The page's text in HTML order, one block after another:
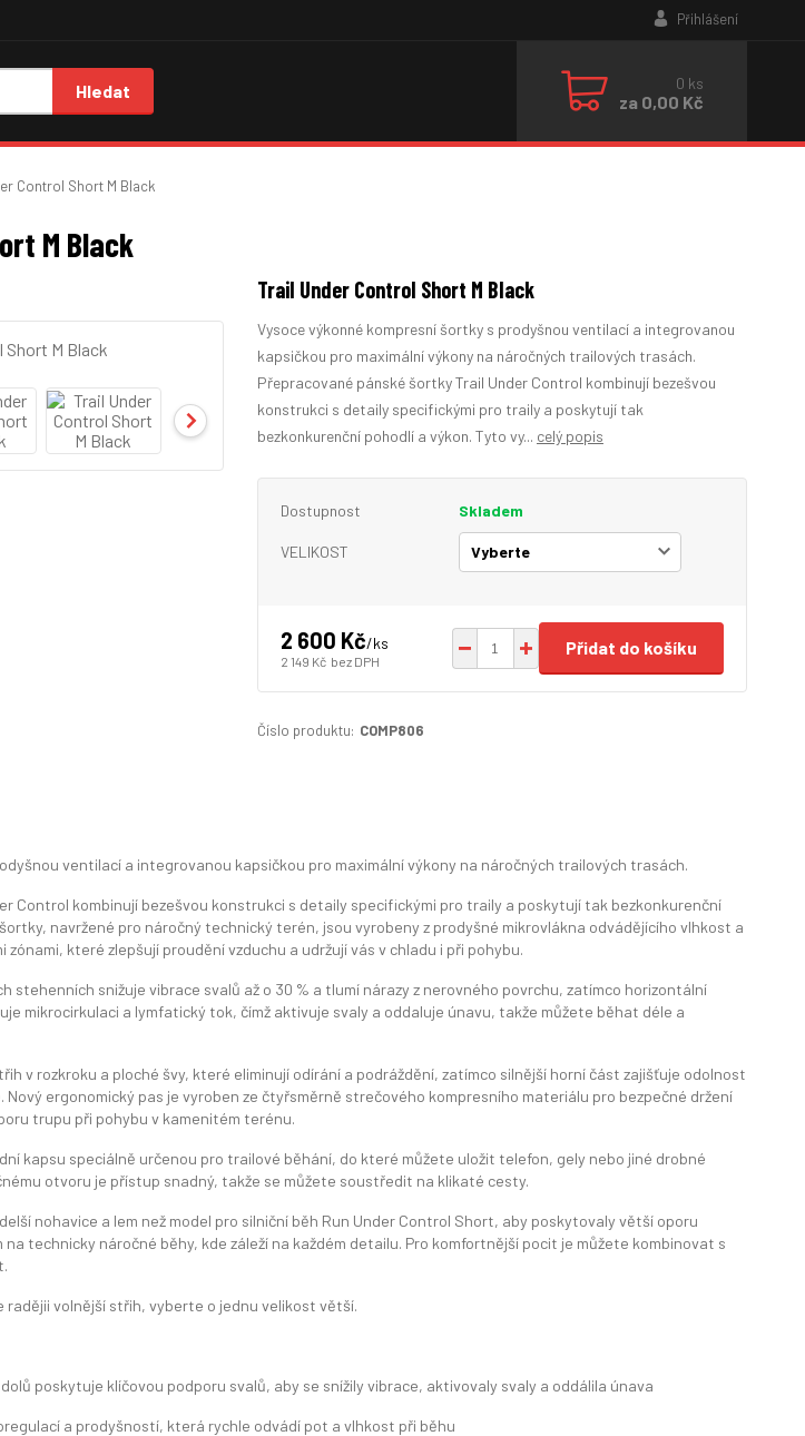
Přihlášení
Hledat 0 ks
za 0,00 Kč
Control Short M Black
M Black
Trail Under Control Short M Black
Vysoce výkonné kompresní šortky s prodyšnou ventilací a integrovanou
kapsičkou pro maximální výkony na náročných trailových trasách.
Přepracované pánské šortky Trail Under Control kombinují bezešvou
konstrukci s detaily specifickými pro traily a poskytují tak
bezkonkurenční pohodlí a výkon. Tyto vy... celý popis
Dostupnost Skladem
VELIKOST
2 600 Kč/ks
2 149 Kč bez DPH
Přidat do košíku
Číslo produktu: COMP806
ventilací a integrovanou kapsičkou pro maximální výkony na náročných trailových trasách.
Control kombinují bezešvou konstrukci s detaily specifickými pro traily a poskytují tak bezkonkurenční
navržené pro náročný technický terén, jsou vyrobeny z prodyšné mikrovlákna odvádějícího vlhkost a
které zlepšují proudění vzduchu a udržují vás v chladu i při pohybu.
stehenních snižuje vibrace svalů až o 30 % a tlumí nárazy z nerovného povrchu, zatímco horizontální
mikrocirkulaci a lymfatický tok, čímž aktivuje svaly a oddaluje únavu, takže můžete běhat déle a
v rozkroku a ploché švy, které eliminují odírání a podráždění, zatímco silnější horní část zajišťuje odolnost
ergonomický pas je vyroben ze čtyřsměrně strečového kompresního materiálu pro bezpečné držení
trupu při pohybu v kamenitém terénu.
kapsu speciálně určenou pro trailové běhání, do které můžete uložit telefon, gely nebo jiné drobné
otvoru je přístup snadný, takže se můžete soustředit na klikaté cesty.
nohavice a lem než model pro silniční běh Run Under Control Short, aby poskytovaly větší oporu
technicky náročné běhy, kde záleží na každém detailu. Pro komfortnější pocit je můžete kombinovat s
radějii volnější střih, vyberte o jednu velikost větší.
poskytuje klíčovou podporu svalů, aby se snížily vibrace, aktivovaly svaly a oddálila únava
a prodyšností, která rychle odvádí pot a vlhkost při běhu